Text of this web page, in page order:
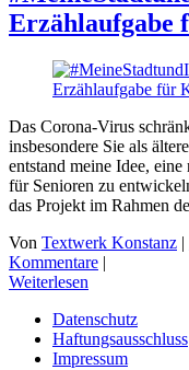
Erzählaufgabe
Das Corona-Virus
insbesondere Sie als
entstand meine Idee,
für Senioren zu
das Projekt im Rahmen
Von Textwerk Konstanz |
Kommentare |
Weiterlesen
Datenschutz
Haftungsausschluss
Impressum